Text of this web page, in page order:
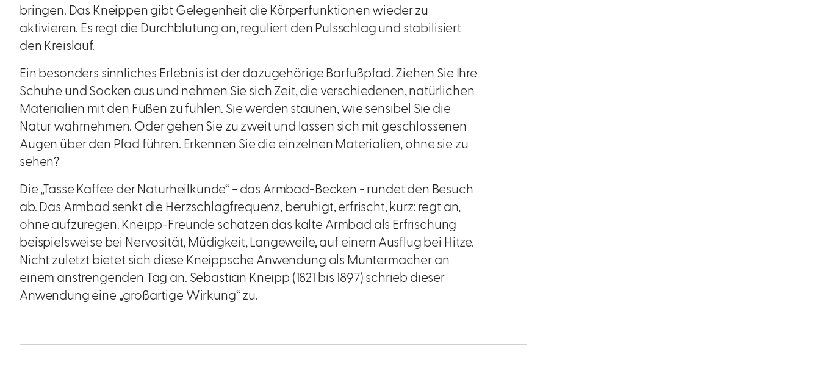
bringen. Das Kneippen gibt Gelegenheit die Körperfunktionen wieder zu
aktivieren. Es regt die Durchblutung an, reguliert den Pulsschlag und stabilisiert
den Kreislauf.
Ein besonders sinnliches Erlebnis ist der dazugehörige Barfußpfad. Ziehen Sie Ihre
Schuhe und Socken aus und nehmen Sie sich Zeit, die verschiedenen, natürlichen
Materialien mit den Füßen zu fühlen. Sie werden staunen, wie sensibel Sie die
Natur wahrnehmen. Oder gehen Sie zu zweit und lassen sich mit geschlossenen
Augen über den Pfad führen. Erkennen Sie die einzelnen Materialien, ohne sie zu
sehen?
Die „Tasse Kaffee der Naturheilkunde“ - das Armbad-Becken - rundet den Besuch
ab. Das Armbad senkt die Herzschlagfrequenz, beruhigt, erfrischt, kurz: regt an,
ohne aufzuregen. Kneipp-Freunde schätzen das kalte Armbad als Erfrischung
beispielsweise bei Nervosität, Müdigkeit, Langeweile, auf einem Ausflug bei Hitze.
Nicht zuletzt bietet sich diese Kneippsche Anwendung als Muntermacher an
einem anstrengenden Tag an. Sebastian Kneipp (1821 bis 1897) schrieb dieser
Anwendung eine „großartige Wirkung“ zu.